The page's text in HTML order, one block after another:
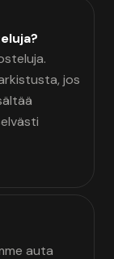
jos
auta